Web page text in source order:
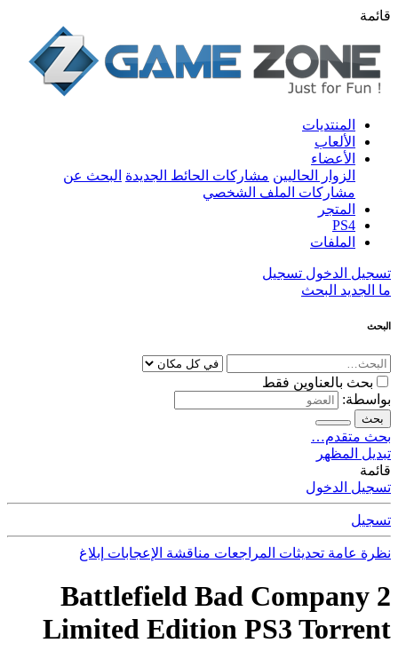
قائمة
المنتديات
الألعاب
الأعضاء
الزوار الحاليين مشاركات الحائط الجديدة البحث عن
مشاركات الملف الشخصي
المتجر
PS4
الملفات
تسجيل الدخول تسجيل
ما الجديد البحث
البحث
بحث بالعناوين فقط
بواسطة:
بحث
بحث متقدم…
تبديل المظهر
قائمة
تسجيل الدخول
تسجيل
نظرة عامة تحديثات المراجعات مناقشة الإعجابات إبلاغ
Battlefield Bad Company 2
Limited Edition PS3 Torrent